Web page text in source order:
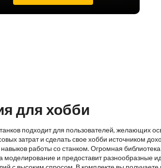
для хобби
подходит для пользователей, желающих
затрат и сделать свое хобби источником
работы со станком. Огромная
моделирование и предоставит разнообразные